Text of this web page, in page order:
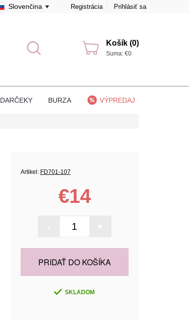
Slovenčina Registrácia Prihlásiť sa
Košík (0)
Suma: €0
DARČEKY BURZA VÝPREDAJ
Artikel: FD701-107
€14
PRIDAŤ DO KOŠÍKA
SKLADOM